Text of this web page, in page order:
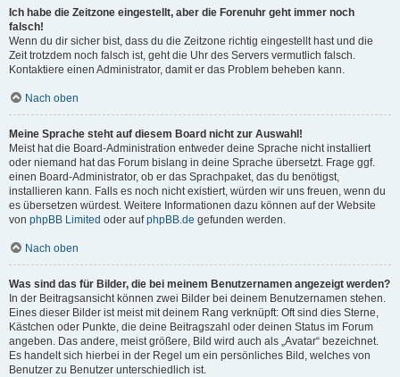
Ich habe die Zeitzone eingestellt, aber die Forenuhr geht immer noch
falsch!
Wenn du dir sicher bist, dass du die Zeitzone richtig eingestellt hast und die
Zeit trotzdem noch falsch ist, geht die Uhr des Servers vermutlich falsch.
Kontaktiere einen Administrator, damit er das Problem beheben kann.
Nach oben
Meine Sprache steht auf diesem Board nicht zur Auswahl!
Meist hat die Board-Administration entweder deine Sprache nicht installiert
oder niemand hat das Forum bislang in deine Sprache übersetzt. Frage ggf.
einen Board-Administrator, ob er das Sprachpaket, das du benötigst,
installieren kann. Falls es noch nicht existiert, würden wir uns freuen, wenn du
es übersetzen würdest. Weitere Informationen dazu können auf der Website
von phpBB Limited oder aufphpBB.de gefunden werden.
Nach oben
Was sind das für Bilder, die bei meinem Benutzernamen angezeigt werden?
In der Beitragsansicht können zwei Bilder bei deinem Benutzernamen stehen.
Eines dieser Bilder ist meist mit deinem Rang verknüpft: Oft sind dies Sterne,
Kästchen oder Punkte, die deine Beitragszahl oder deinen Status im Forum
angeben. Das andere, meist größere, Bild wird auch als „Avatar“ bezeichnet.
Es handelt sich hierbei in der Regel um ein persönliches Bild, welches von
Benutzer zu Benutzer unterschiedlich ist.